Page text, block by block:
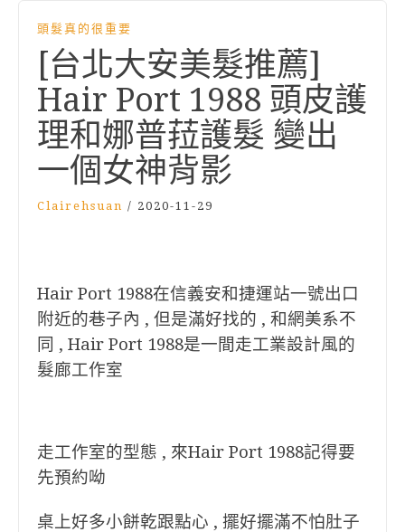
頭髮真的很重要
[台北大安美髮推薦]
Hair Port 1988 頭皮護
理和娜普菈護髮 變出
一個女神背影
Clairehsuan / 2020-11-29
Hair Port 1988在信義安和捷運站一號出口
附近的巷子內 , 但是滿好找的 , 和網美系不
同 , Hair Port 1988是一間走工業設計風的
髮廊工作室
走工作室的型態 , 來Hair Port 1988記得要
先預約呦
桌上好多小餅乾跟點心 , 擺好擺滿不怕肚子